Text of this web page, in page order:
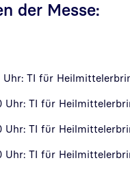
der Messe:
Uhr: TI für
Uhr: TI für
Uhr: TI für
Uhr: TI für